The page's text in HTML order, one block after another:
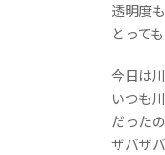
透明度
とって
今日は
いつも
だった
ザバザ